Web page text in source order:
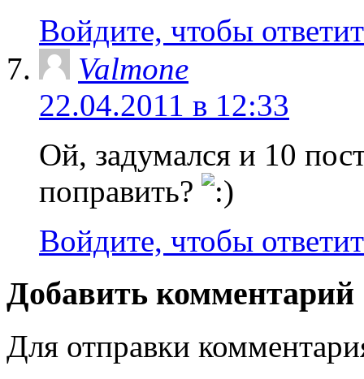
Войдите, чтобы
Valmone
22.04.2011 в 12:33
Ой, задумался и 10
поправить?
Войдите, чтобы
Добавить комментарий
Для отправки